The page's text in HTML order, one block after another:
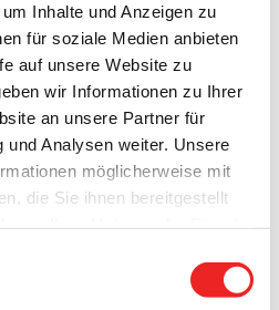
Inhalte und Anzeigen zu
für soziale Medien anbieten
auf unsere Website zu
wir Informationen zu Ihrer
an unsere Partner für
und Analysen weiter. Unsere
möglicherweise mit
die Sie ihnen bereitgestellt
von
gesetzt.
Kindergarten in Elisabethfehn
für den dort neu angelegten
sodass im kleinen Rahmen
konnte.Kindergartenleiterin
nur die Arbeiter auf der
auch das Pastorenehepaar
Bürgermeister Nils Anhuth und
aus dem Gemeinde-Bauamt,